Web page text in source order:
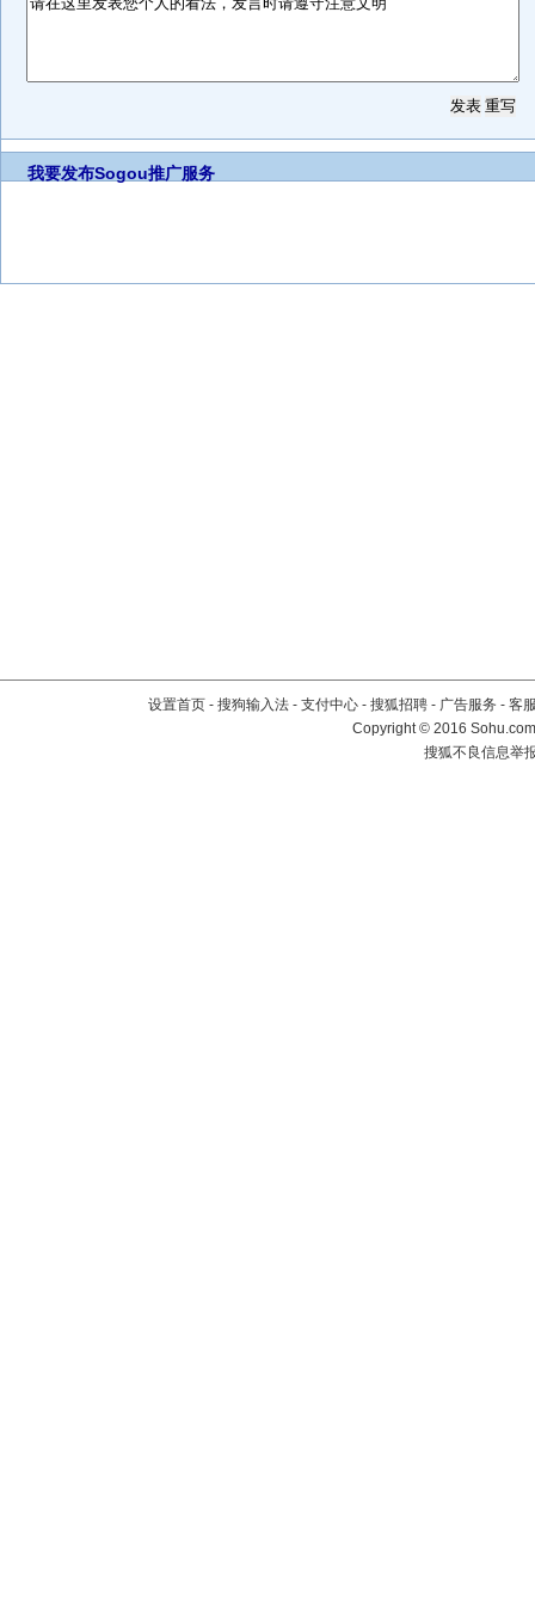
我要发布Sogou推广服务
设置首页 - 搜狗输入法 - 支付中心 - 搜狐招聘 - 广告服务 - 客
Copyright©2016
搜狐不良信息举